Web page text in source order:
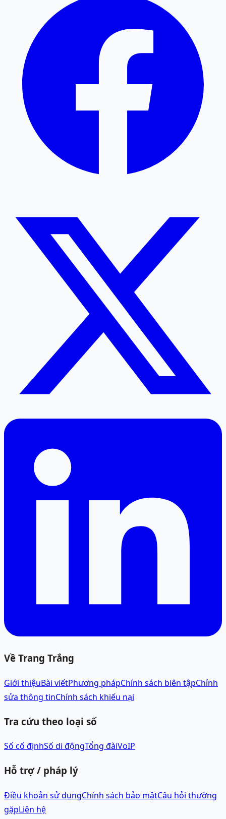
Về Trang Trắng
Giới thiệuBài viếtPhương phápChính sách biên tậpChỉnh
sửa thông tinChính sách khiếu nại
Tra cứu theo loại số
Số cố địnhSố di độngTổng đàiVoIP
Hỗ trợ / pháp lý
Điều khoản sử dụngChính sách bảo mậtCâu hỏi thường
gặpLiên hệ